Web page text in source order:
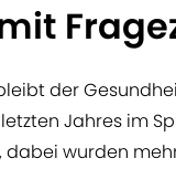
der
Jahres im
wurden